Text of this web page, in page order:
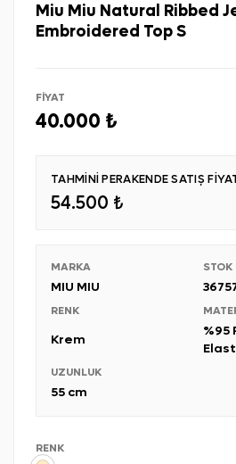
Miu Miu Natural Ribbed
Embroidered Top S
FİYAT
40.000 ₺
TAHMİNİ PERAKENDE SATIŞ
54.500 ₺
MARKA
MIU MIU
STOK
RENK
Krem
%95
UZUNLUK
55 cm
RENK